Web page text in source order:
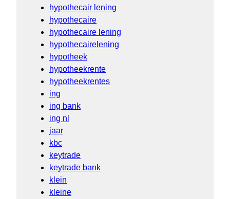
hypothecair lening
hypothecaire
hypothecaire lening
hypothecairelening
hypotheek
hypotheekrente
hypotheekrentes
ing
ing bank
ing nl
jaar
kbc
keytrade
keytrade bank
klein
kleine